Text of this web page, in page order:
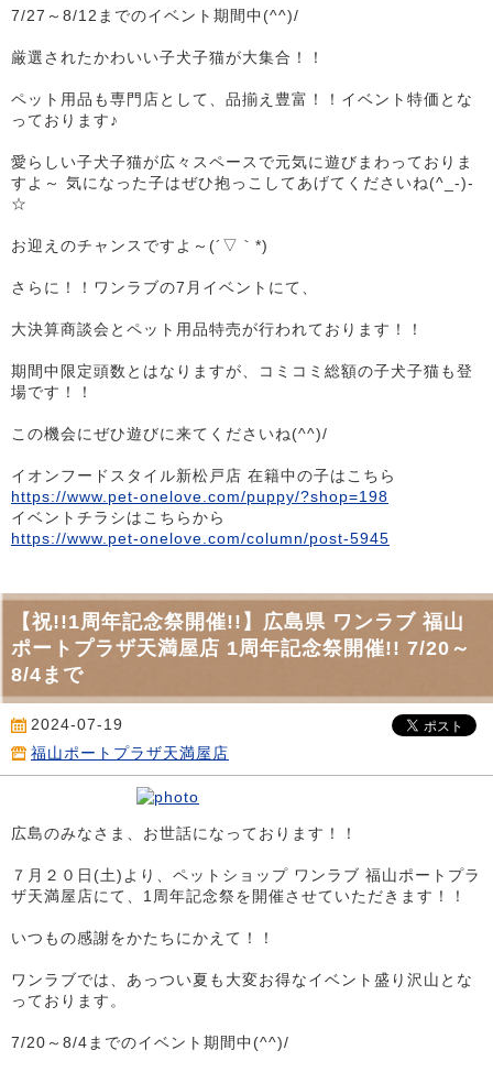
7/27～8/12までのイベント期間中(^^)/
厳選されたかわいい子犬子猫が大集合！！
ペット用品も専門店として、品揃え豊富！！イベント特価とな
っております♪
愛らしい子犬子猫が広々スペースで元気に遊びまわっておりま
すよ～ 気になった子はぜひ抱っこしてあげてくださいね(^_-)-
☆
お迎えのチャンスですよ～(´▽｀*)
さらに！！ワンラブの7月イベントにて、
大決算商談会とペット用品特売が行われております！！
期間中限定頭数とはなりますが、コミコミ総額の子犬子猫も登
場です！！
この機会にぜひ遊びに来てくださいね(^^)/
イオンフードスタイル新松戸店 在籍中の子はこちら
https://www.pet-onelove.com/puppy/?shop=198
イベントチラシはこちらから
https://www.pet-onelove.com/column/post-5945
【祝!!1周年記念祭開催!!】広島県 ワンラブ 福山
ポートプラザ天満屋店 1周年記念祭開催!! 7/20～
8/4まで
2024-07-19
福山ポートプラザ天満屋店
広島のみなさま、お世話になっております！！
７月２０日(土)より、ペットショップ ワンラブ 福山ポートプラ
ザ天満屋店にて、1周年記念祭を開催させていただきます！！
いつもの感謝をかたちにかえて！！
ワンラブでは、あっつい夏も大変お得なイベント盛り沢山とな
っております。
7/20～8/4までのイベント期間中(^^)/